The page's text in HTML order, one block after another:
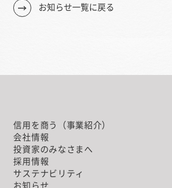
お知らせ一覧に戻る
信用を商う（事業紹介）
会社情報
投資家のみなさまへ
採用情報
サステナビリティ
お知らせ